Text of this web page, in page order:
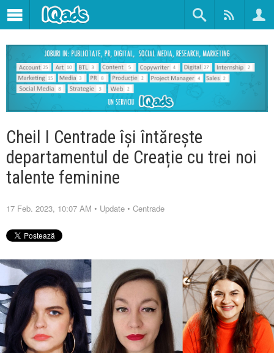
Cheil I Centrade își întărește
departamentul de Creație cu trei noi
talente feminine
17 Feb. 2023, 10:07 AM • Update • Centrade